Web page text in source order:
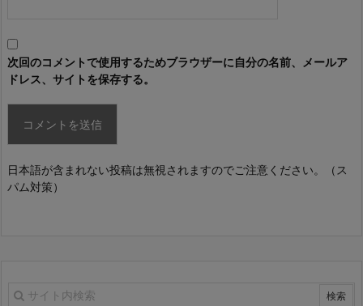
次回のコメントで使用するためブラウザーに自分の名前、メールア
ドレス、サイトを保存する。
日本語が含まれない投稿は無視されますのでご注意ください。（ス
パム対策）